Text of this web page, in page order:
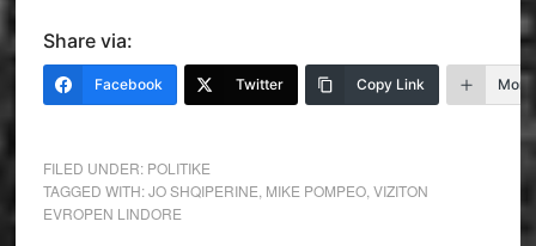
Share via:
Facebook Twitter Copy Link More
FILED UNDER: POLITIKE
TAGGED WITH:JO SHQIPERINE MIKE POMPEO, VIZITON
EVROPEN LINDORE